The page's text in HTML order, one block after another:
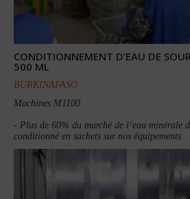
CONDITIONNEMENT D’EAU DE
500 ML
BURKINAFASO
Machines M1100
- Plus de 60% du marché de l’eau minérale
conditionné en sachets sur nos équipements